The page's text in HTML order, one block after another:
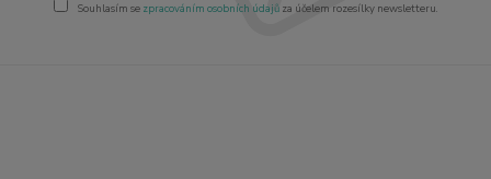
Souhlasím se zpracováním osobních údajůza účelem rozesílky newsletteru.